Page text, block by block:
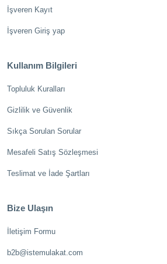
İşveren Kayıt
İşveren Giriş yap
Kullanım Bilgileri
Topluluk Kuralları
Gizlilik ve Güvenlik
Sıkça Sorulan Sorular
Mesafeli Satış Sözleşmesi
Teslimat ve İade Şartları
Bize Ulaşın
İletişim Formu
b2b@istemulakat.com